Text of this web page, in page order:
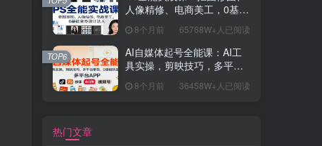
人像精修、电商美工，0基础
8个月前 65768W+人已阅读
AI自媒体起号全能课：AI工
具实操，剪映技巧，多平台
8个月前 36458W+人已阅读
TOP6
热门文章